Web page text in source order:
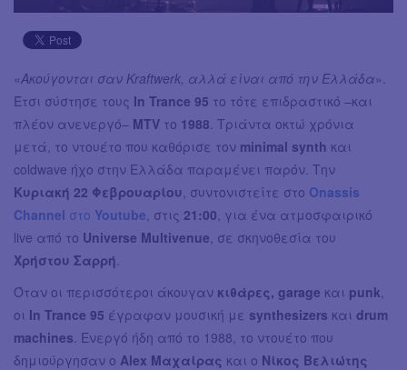
«Ακούγονται σαν Kraftwerk, αλλά είναι από την Ελλάδα».
Έτσι σύστησε τους In Trance 95 το τότε επιδραστικό –και
πλέον ανενεργό– MTV το 1988 . Τριάντα οκτώ χρόνια
μετά, το ντουέτο που καθόρισε τον minimal synth και
coldwave ήχο στην Ελλάδα παραμένει παρόν. Την
Κυριακή 22 Φεβρουαρίου , συντονιστείτε στο Onassis
Channel στο Youtube , στις 21:00 , για ένα ατμοσφαιρικό
live από τo Universe Multivenue , σε σκηνοθεσία του
Χρήστου Σαρρή
Όταν οι περισσότεροι άκουγαν κιθάρες, garage και punk
οι In Trance 95 έγραφαν μουσική με synthesizers και drum
machines . Ενεργό ήδη από το 1988, το ντουέτο που
δημιούργησαν ο Alex Μαχαίρας και ο Νίκος Βελιώτης